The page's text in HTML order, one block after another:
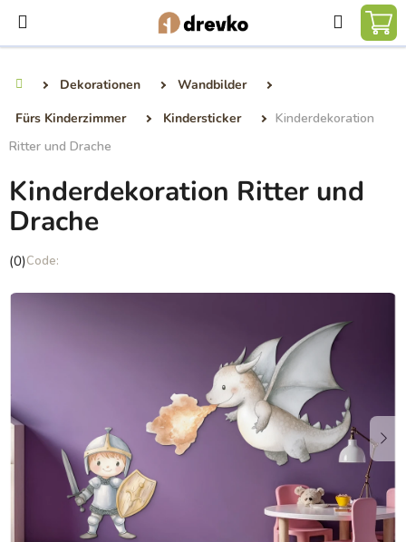
Inhalt
springen
Suchen
Dekorationen
Wandbilder
Fürs Kinderzimmer
Kindersticker
Kinderdekoration
Ritter und Drache
Kinderdekoration Ritter und
Drache
Die
Produktbewertung
(0)